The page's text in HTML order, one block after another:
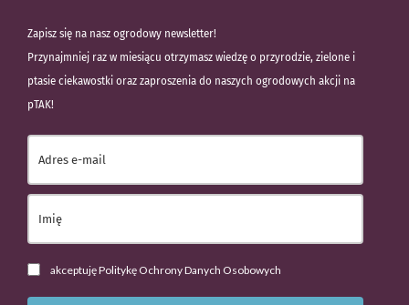
Zapisz się na nasz ogrodowy newsletter!
Przynajmniej raz w miesiącu otrzymasz wiedzę o przyrodzie, zielone i
ptasie ciekawostki oraz zaproszenia do naszych ogrodowych akcji na
pTAK!
akceptuję Politykę Ochrony Danych Osobowych